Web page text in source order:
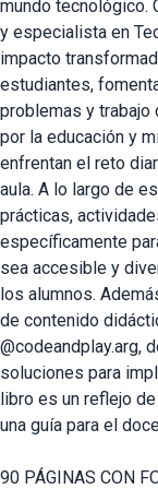
mundo tecnológico.
y especialista en
impacto
estudiantes,
problemas y trabajo
por la educación y
enfrentan el reto
aula. A lo largo de
prácticas,
específicamente
sea accesible y
los alumnos.
de contenido
@codeandplay.arg,
soluciones para
libro es un reflejo
una guía para el
90 PÁGINAS CON